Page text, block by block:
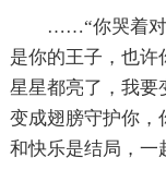
……“你哭着对
是你的王子，也许
星星都亮了，我要
变成翅膀守护你，
和快乐是结局，